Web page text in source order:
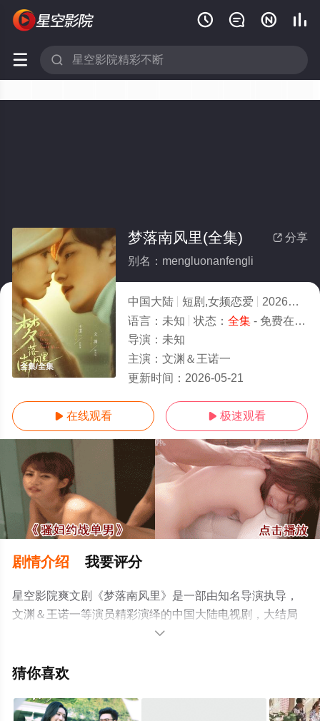
   
 
全集/全集
 分享
梦落南风里(全集)
别名：mengluonanfengli
中国大陆 短剧,女频恋爱 2026
8.0
语言： 未知 状态： 全集- 免费在线观看
导演： 未知
主演： 文渊＆王诺一
更新时间： 2026-05-21
 在线观看  极速观看
剧情介绍 我要评分
星空影院爽文剧《梦落南风里》是一部由知名导演执导，
文渊＆王诺一等演员精彩演绎的中国大陆电视剧，大结局
剧情已揭晓（全集），超前点播免费观看高清无删减完整
瓣电视剧、电视猫或剧情网等平台了解。

猜你喜欢